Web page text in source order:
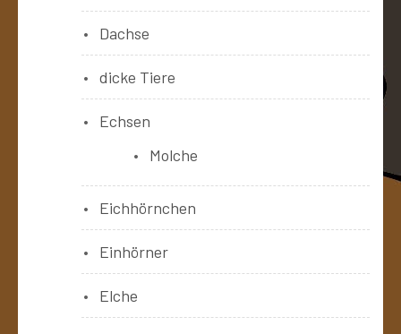
Dachse
dicke Tiere
Echsen
Molche
Eichhörnchen
Einhörner
Elche